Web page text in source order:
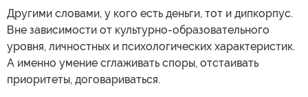
Другими словами, у кого есть деньги, тот и дипкорпус.
Вне зависимости от культурно-образовательного
уровня, личностных и психологических характеристик.
А именно умение сглаживать споры, отстаивать
приоритеты, договариваться.